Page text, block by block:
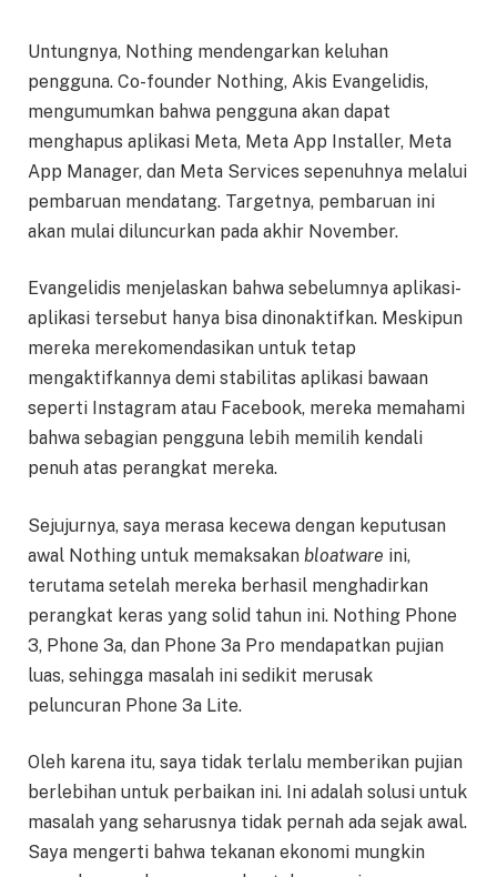
Untungnya, Nothing mendengarkan keluhan
pengguna. Co-founder Nothing, Akis Evangelidis,
mengumumkan bahwa pengguna akan dapat
menghapus aplikasi Meta, Meta App Installer, Meta
App Manager, dan Meta Services sepenuhnya melalui
pembaruan mendatang. Targetnya, pembaruan ini
akan mulai diluncurkan pada akhir November.
Evangelidis menjelaskan bahwa sebelumnya aplikasi-
aplikasi tersebut hanya bisa dinonaktifkan. Meskipun
mereka merekomendasikan untuk tetap
mengaktifkannya demi stabilitas aplikasi bawaan
seperti Instagram atau Facebook, mereka memahami
bahwa sebagian pengguna lebih memilih kendali
penuh atas perangkat mereka.
Sejujurnya, saya merasa kecewa dengan keputusan
awal Nothing untuk memaksakan bloatware ini,
terutama setelah mereka berhasil menghadirkan
perangkat keras yang solid tahun ini. Nothing Phone
3, Phone 3a, dan Phone 3a Pro mendapatkan pujian
luas, sehingga masalah ini sedikit merusak
peluncuran Phone 3a Lite.
Oleh karena itu, saya tidak terlalu memberikan pujian
berlebihan untuk perbaikan ini. Ini adalah solusi untuk
masalah yang seharusnya tidak pernah ada sejak awal.
Saya mengerti bahwa tekanan ekonomi mungkin